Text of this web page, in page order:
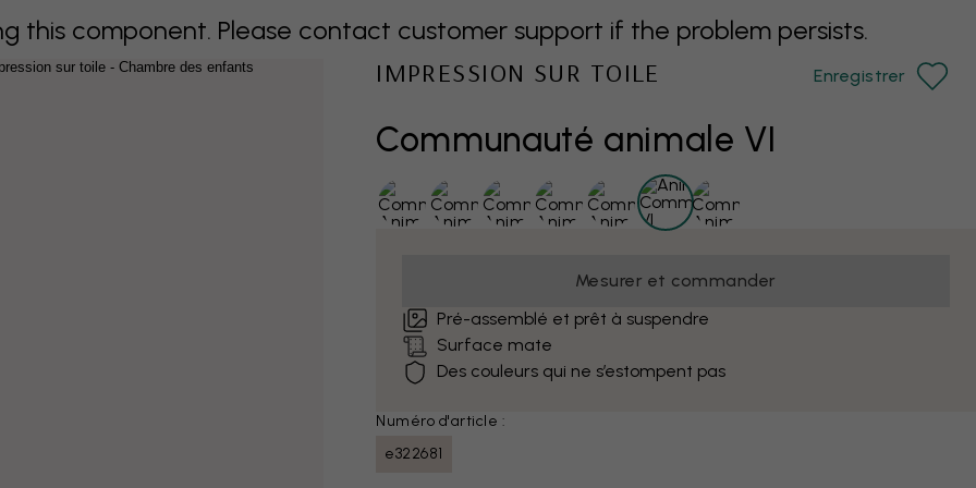
this component. Please contact customer support if the problem persists.
Communauté animale VI
IMPRESSION SUR TOILE Enregistrer
Mesurer et commander
Pré-assemblé et prêt à suspendre
Surface mate
Des couleurs qui ne s’estompent pas
Numéro d'article :
e322681